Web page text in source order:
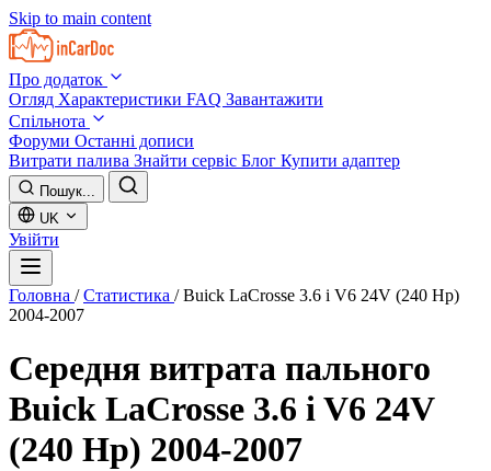
Skip to main content
Про додаток
Огляд Характеристики FAQ Завантажити
Спільнота
Форуми Останні дописи
Витрати палива Знайти сервіс Блог Купити адаптер
Пошук...
UK
Увійти
Головна / Статистика / Buick LaCrosse 3.6 i V6 24V (240 Hp)
2004-2007
Середня витрата пального
Buick LaCrosse 3.6 i V6 24V
(240 Hp) 2004-2007